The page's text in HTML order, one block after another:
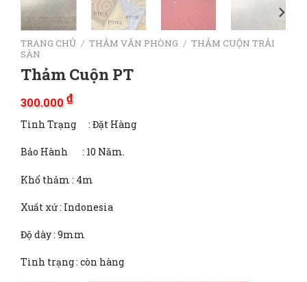
TRANG CHỦ / THẢM VĂN PHÒNG / THẢM CUỘN TRẢI
SÀN
Thảm Cuộn PT
300.000₫
Tình Trạng : Đặt Hàng
Bảo Hành : 10 Năm.
Khổ thảm : 4m
Xuất xứ : Indonesia
Độ dày : 9mm
Tình trạng : còn hàng